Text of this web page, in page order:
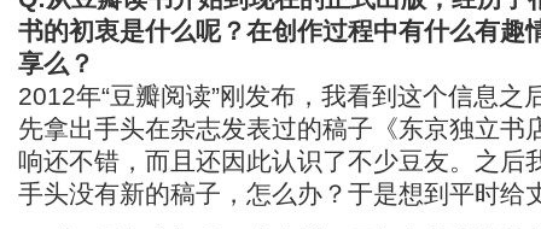
书的初衷是什么呢？在创作过程中有什么有趣
享么？
2012年“豆瓣阅读”刚发布，我看到这个信息之
先拿出手头在杂志发表过的稿子《东京独立书
响还不错，而且还因此认识了不少豆友。之后
手头没有新的稿子，怎么办？于是想到平时给